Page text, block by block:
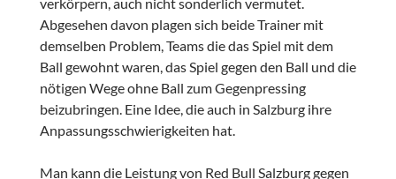
Abgesehen davon plagen sich beide Trainer mit
demselben Problem, Teams die das Spiel mit dem
Ball gewohnt waren, das Spiel gegen den Ball und die
nötigen Wege ohne Ball zum Gegenpressing
beizubringen. Eine Idee, die auch in Salzburg ihre
Anpassungsschwierigkeiten hat.
Man kann die Leistung von Red Bull Salzburg gegen